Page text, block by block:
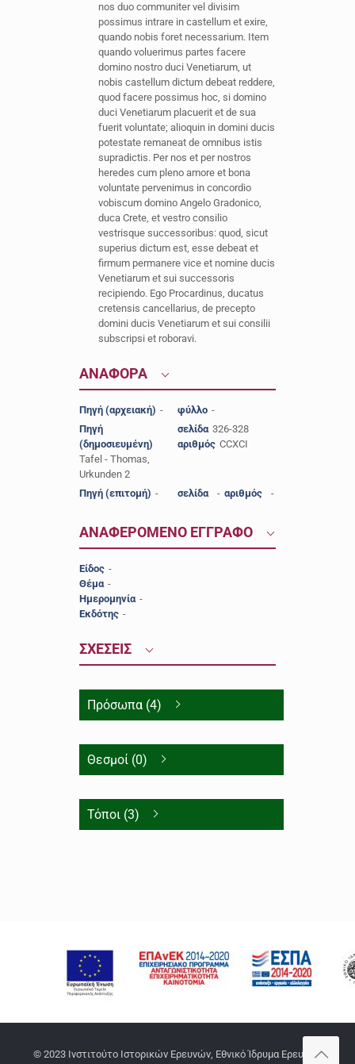
nos duo communiter vel divisim
possimus intrare in castellum et exire,
quando nobis foret necessarium. Item
quando voluerimus partes facere
domino nostro duci Venetiarum, ut
nobis castellum dictum debeat reddere,
quod facere possimus hoc, si domino
duci Venetiarum placuerit et de sua
fuerit voluntate; alioquin in domini ducis
potestate remaneat de omnibus istis
supradictis. Per nos et per nostros
heredes cum pleno amore et bona
voluntate pervenimus in concordio
vobiscum domino Angelo Gradonico,
duca Crete, et vestro consilio
vestrisque successoribus: quod, sicut
superius dictum est, esse debeat et
firmum permanere vice et nomine ducis
Venetiarum et sui successoris
recipiendo. Ego Procardinus, ducatus
cretensis cancellarius, de precepto
domini ducis Venetiarum et sui consilii
subscripsi et roboravi.
ΑΝΑΦΟΡΑ
Πηγή (αρχειακή) - φύλλο -
Πηγή
(δημοσιευμένη)
Tafel - Thomas,
Urkunden 2
σελίδα 326-328
αριθμός CCXCI
Πηγή (επιτομή) - σελίδα - αριθμός -
ΑΝΑΦΕΡΟΜΕΝΟ ΕΓΓΡΑΦΟ
Είδος -
Θέμα -
Ημερομηνία -
Εκδότης -
ΣΧΕΣΕΙΣ
Πρόσωπα (4)
Θεσμοί (0)
Τόποι (3)
© 2023 Ινστιτούτο Ιστορικών Ερευνών, Εθνικό Ίδρυμα Ερευνών